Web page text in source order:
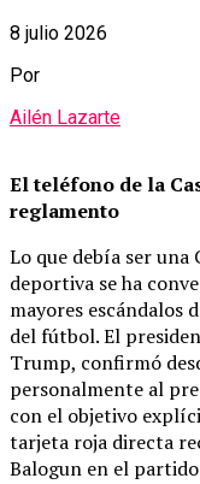
8 julio 2026
Por
Ailén Lazarte
El teléfono de la
reglamento
Lo que debía ser una
deportiva se ha
mayores
del fútbol. El
Trump, confirmó
personalmente al
con el objetivo
tarjeta roja directa
Balogun en el